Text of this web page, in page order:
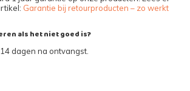
Garantie bij retourproducten – zo werkt
als het niet goed is?
dagen na ontvangst.